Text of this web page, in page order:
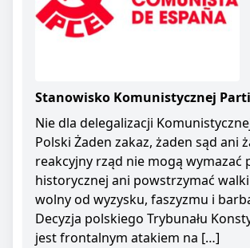
Stanowisko Komunistycznej
Nie dla delegalizacji
Polski Żaden zakaz, żaden sąd ani
reakcyjny rząd nie mogą wymazać
historycznej ani powstrzymać
wolny od wyzysku, faszyzmu i
Decyzja polskiego Trybunału
jest frontalnym atakiem na […]